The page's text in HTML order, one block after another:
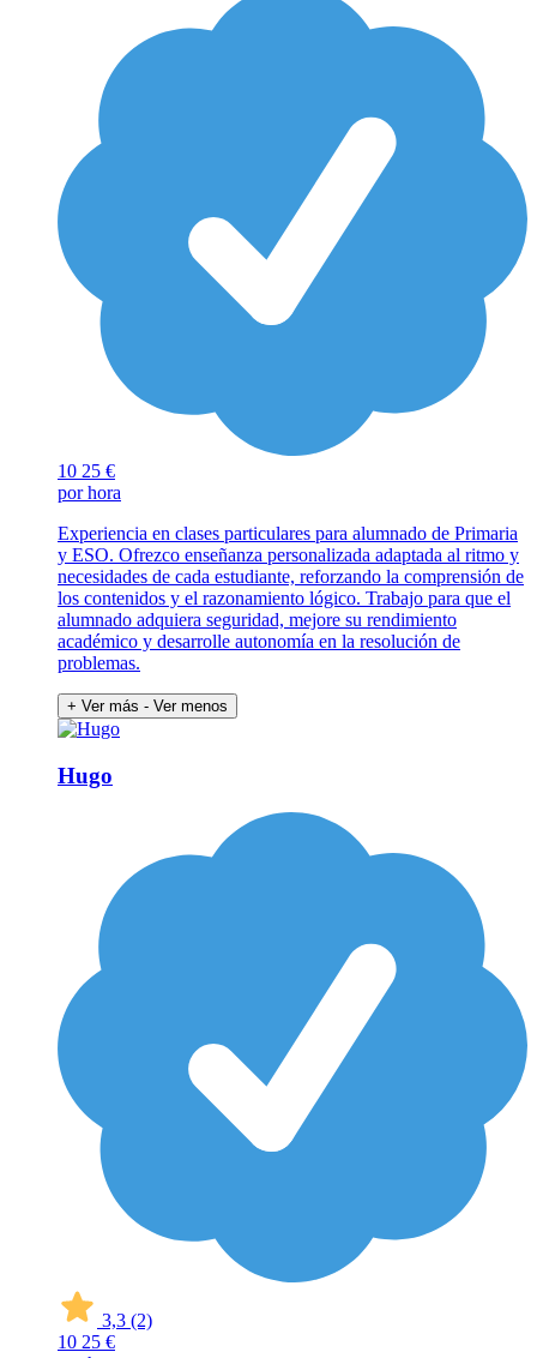
10 25 €
por hora
Experiencia en clases particulares para alumnado de Primaria
y ESO. Ofrezco enseñanza personalizada adaptada al ritmo y
necesidades de cada estudiante, reforzando la comprensión de
los contenidos y el razonamiento lógico. Trabajo para que el
alumnado adquiera seguridad, mejore su rendimiento
académico y desarrolle autonomía en la resolución de
problemas.
+ Ver más - Ver menos
Hugo
3,3 (2)
10 25 €